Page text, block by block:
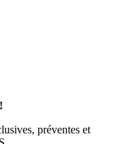
préventes et